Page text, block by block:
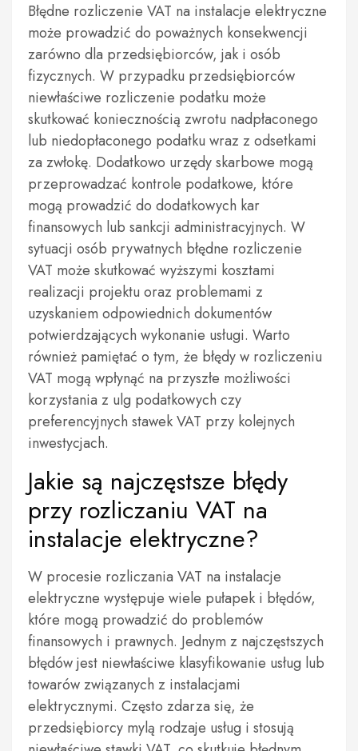
Błędne rozliczenie VAT na instalacje elektryczne
może prowadzić do poważnych konsekwencji
zarówno dla przedsiębiorców, jak i osób
fizycznych. W przypadku przedsiębiorców
niewłaściwe rozliczenie podatku może
skutkować koniecznością zwrotu nadpłaconego
lub niedopłaconego podatku wraz z odsetkami
za zwłokę. Dodatkowo urzędy skarbowe mogą
przeprowadzać kontrole podatkowe, które
mogą prowadzić do dodatkowych kar
finansowych lub sankcji administracyjnych. W
sytuacji osób prywatnych błędne rozliczenie
VAT może skutkować wyższymi kosztami
realizacji projektu oraz problemami z
uzyskaniem odpowiednich dokumentów
potwierdzających wykonanie usługi. Warto
również pamiętać o tym, że błędy w rozliczeniu
VAT mogą wpłynąć na przyszłe możliwości
korzystania z ulg podatkowych czy
preferencyjnych stawek VAT przy kolejnych
inwestycjach.
Jakie są najczęstsze błędy
przy rozliczaniu VAT na
instalacje elektryczne?
W procesie rozliczania VAT na instalacje
elektryczne występuje wiele pułapek i błędów,
które mogą prowadzić do problemów
finansowych i prawnych. Jednym z najczęstszych
błędów jest niewłaściwe klasyfikowanie usług lub
towarów związanych z instalacjami
elektrycznymi. Często zdarza się, że
przedsiębiorcy mylą rodzaje usług i stosują